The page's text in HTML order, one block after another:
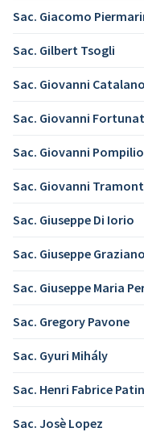
Sac. Giacomo
Sac. Gilbert Tsogli
Sac. Giovanni Catalano
Sac. Giovanni
Sac. Giovanni Pompilio
Sac. Giovanni
Sac. Giuseppe Di Iorio
Sac. Giuseppe Graziano
Sac. Giuseppe Maria
Sac. Gregory Pavone
Sac. Gyuri Mihály
Sac. Henri Fabrice
Sac. Josè Lopez